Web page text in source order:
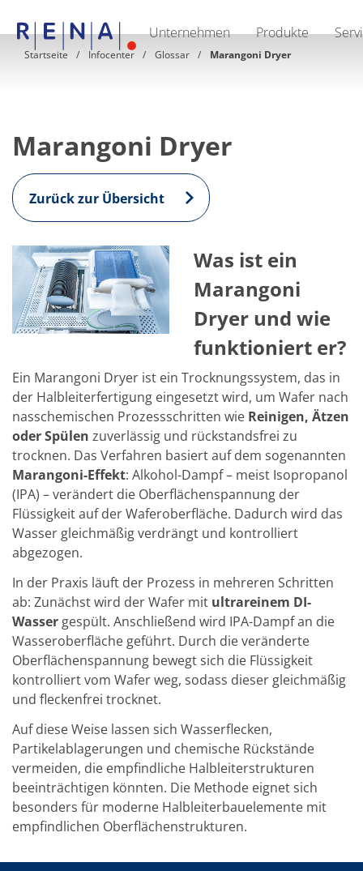
Unternehmen Produkte
EN DE
Lieferanten
RENA North America
RENA Shanghai
RENA weltweit
Produkte
Halbleiter
Batch-Eintauchen
Batch Spray
Einzelwaferbearbeitung
Wafering
Galvanik
Wafer-Trocknung
Chemische Abgabesysteme
Solarzelle Inline
Solarzelle Batch
Verbrauchsgüter
MedTech
Medizinische Komponenten
Eye Care
Glas Anwendungen
Through glass vias (TGV)
Glas Wafer Bearbeitung
Laser & Ätzen
Kundenspezifische Lösungen
Rolle zu Rolle
Kunststoffverarbeitung
Service
Service Hotline & Service Stützpunkte
Digital Services
Service Level Agreements
Ersatzteilservice
Upgrades
Training
Technologie
Technologiezentren
Prozesstechnologie
TruEtch - Metallätzung
Fluidjet - Metall-Abhebung
SiEtch – KOH-Ätzen
Ätzen
Texturierung
Galvanik
Innovationen
Fortschrittliches chemisches Ätzen
Startseite Infocenter Glossar Marangoni Dryer
Marangoni Dryer
Zurück zur Übersicht
Was ist ein
Marangoni
Dryer und wie
funktioniert er?
Ein Marangoni Dryer ist ein Trocknungssystem, das in
der Halbleiterfertigung eingesetzt wird, um Wafer nach
nasschemischen Prozessschritten wie Reinigen, Ätzen
oder Spülen zuverlässig und rückstandsfrei zu
trocknen. Das Verfahren basiert auf dem sogenannten
Marangoni-Effekt: Alkohol-Dampf – meist Isopropanol
(IPA) – verändert die Oberflächenspannung der
Flüssigkeit auf der Waferoberfläche. Dadurch wird das
Wasser gleichmäßig verdrängt und kontrolliert
abgezogen.
In der Praxis läuft der Prozess in mehreren Schritten
ab: Zunächst wird der Wafer mit ultrareinem DI-
Wasser gespült. Anschließend wird IPA-Dampf an die
Wasseroberfläche geführt. Durch die veränderte
Oberflächenspannung bewegt sich die Flüssigkeit
kontrolliert vom Wafer weg, sodass dieser gleichmäßig
und fleckenfrei trocknet.
Auf diese Weise lassen sich Wasserflecken,
Partikelablagerungen und chemische Rückstände
vermeiden, die empfindliche Halbleiterstrukturen
beeinträchtigen könnten. Die Methode eignet sich
besonders für moderne Halbleiterbauelemente mit
empfindlichen Oberflächenstrukturen.